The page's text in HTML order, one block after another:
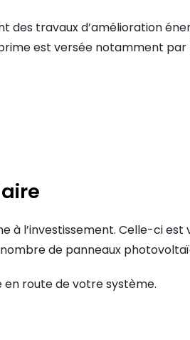
des travaux d’amélioration
est versée notamment par
à l’investissement. Celle-ci
de panneaux
en route de votre système.